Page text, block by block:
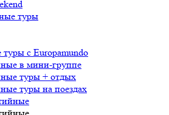
туры
с Europamundo
в мини-группе
туры + отдых
туры на поездах